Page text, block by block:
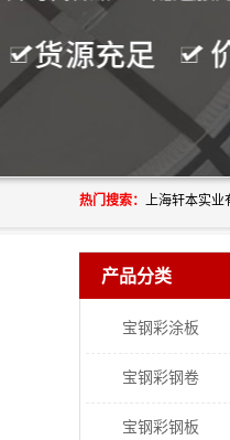
热门搜索：
产品分类
宝钢彩涂板
宝钢彩钢卷
宝钢彩钢板